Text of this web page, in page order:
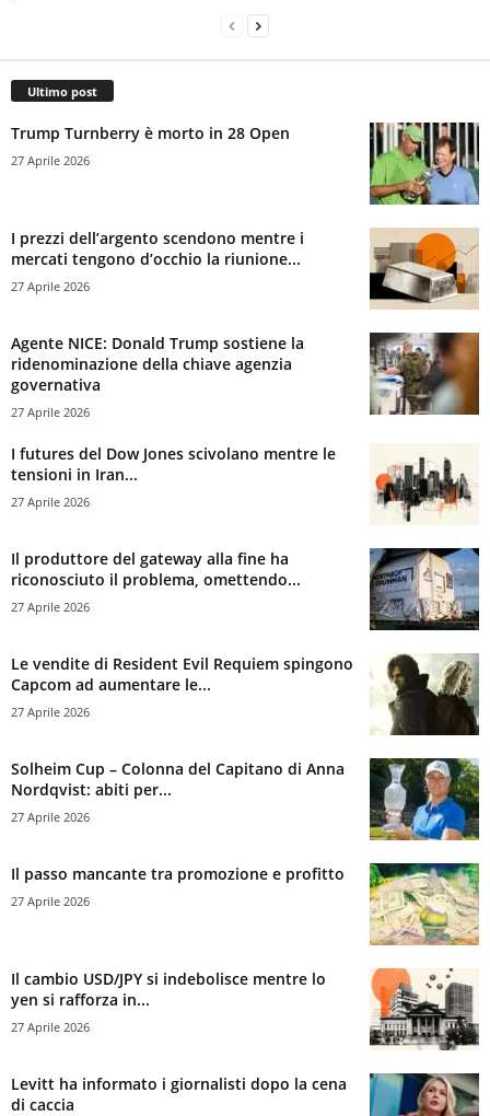
Ultimo post
Trump Turnberry è morto in 28 Open
27 Aprile 2026
I prezzi dell’argento scendono mentre i
mercati tengono d’occhio la riunione...
27 Aprile 2026
Agente NICE: Donald Trump sostiene la
ridenominazione della chiave agenzia
governativa
27 Aprile 2026
I futures del Dow Jones scivolano mentre le
tensioni in Iran...
27 Aprile 2026
Il produttore del gateway alla fine ha
riconosciuto il problema, omettendo...
27 Aprile 2026
Le vendite di Resident Evil Requiem spingono
Capcom ad aumentare le...
27 Aprile 2026
Solheim Cup – Colonna del Capitano di Anna
Nordqvist: abiti per...
27 Aprile 2026
Il passo mancante tra promozione e profitto
27 Aprile 2026
Il cambio USD/JPY si indebolisce mentre lo
yen si rafforza in...
27 Aprile 2026
Levitt ha informato i giornalisti dopo la cena
di caccia